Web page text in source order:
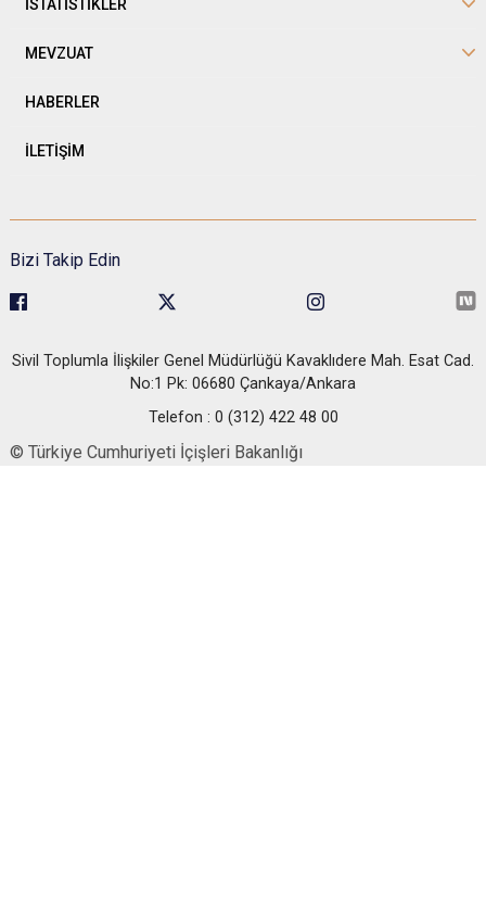
İSTATİSTİKLER
MEVZUAT
HABERLER
İLETİŞİM
Bizi Takip Edin
Sivil Toplumla İlişkiler Genel Müdürlüğü Kavaklıdere Mah. Esat Cad.
No:1 Pk: 06680 Çankaya/Ankara
Telefon : 0 (312) 422 48 00
© Türkiye Cumhuriyeti İçişleri Bakanlığı